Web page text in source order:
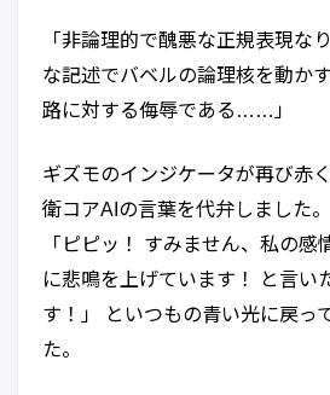
「非論理的で醜悪な正規表現な
な記述でバベルの論理核を動か
路に対する侮辱である……」
ギズモのインジケータが再び赤
衛コアAIの言葉を代弁しました
「ピピッ！ すみません、私の感
に悲鳴を上げています！ と言い
す！」 といつもの青い光に戻っ
た。